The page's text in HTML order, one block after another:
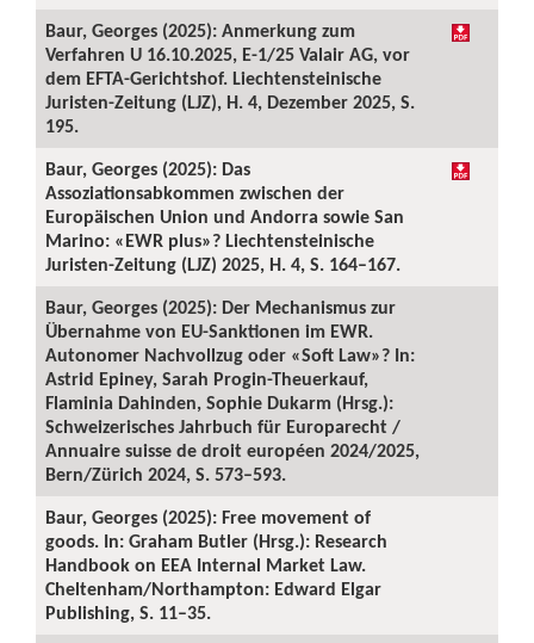
Baur, Georges (2025): Anmerkung zum
Verfahren U 16.10.2025, E-1/25 Valair AG, vor
dem EFTA-Gerichtshof. Liechtensteinische
Juristen-Zeitung (LJZ), H. 4, Dezember 2025, S.
195.
Baur, Georges (2025): Das
Assoziationsabkommen zwischen der
Europäischen Union und Andorra sowie San
Marino: «EWR plus»? Liechtensteinische
Juristen-Zeitung (LJZ) 2025, H. 4, S. 164–167.
Baur, Georges (2025): Der Mechanismus zur
Übernahme von EU-Sanktionen im EWR.
Autonomer Nachvollzug oder «Soft Law»? In:
Astrid Epiney, Sarah Progin-Theuerkauf,
Flaminia Dahinden, Sophie Dukarm (Hrsg.):
Schweizerisches Jahrbuch für Europarecht /
Annuaire suisse de droit européen 2024/2025,
Bern/Zürich 2024, S. 573–593.
Baur, Georges (2025): Free movement of
goods. In: Graham Butler (Hrsg.): Research
Handbook on EEA Internal Market Law.
Cheltenham/Northampton: Edward Elgar
Publishing, S. 11–35.